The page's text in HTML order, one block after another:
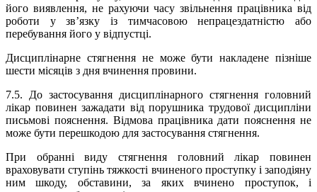
його виявлення, не рахуючи часу звільнення працівника від
роботи у зв’язку із тимчасовою непрацездатністю або
перебування його у відпустці.
Дисциплінарне стягнення не може бути накладене пізніше
шести місяців з дня вчинення провини.
7.5. До застосування дисциплінарного стягнення головний
лікар повинен зажадати від порушника трудової дисципліни
письмові пояснення. Відмова працівника дати пояснення не
може бути перешкодою для застосування стягнення.
При обранні виду стягнення головний лікар повинен
враховувати ступінь тяжкості вчиненого проступку і заподіяну
ним шкоду, обставини, за яких вчинено проступок, і